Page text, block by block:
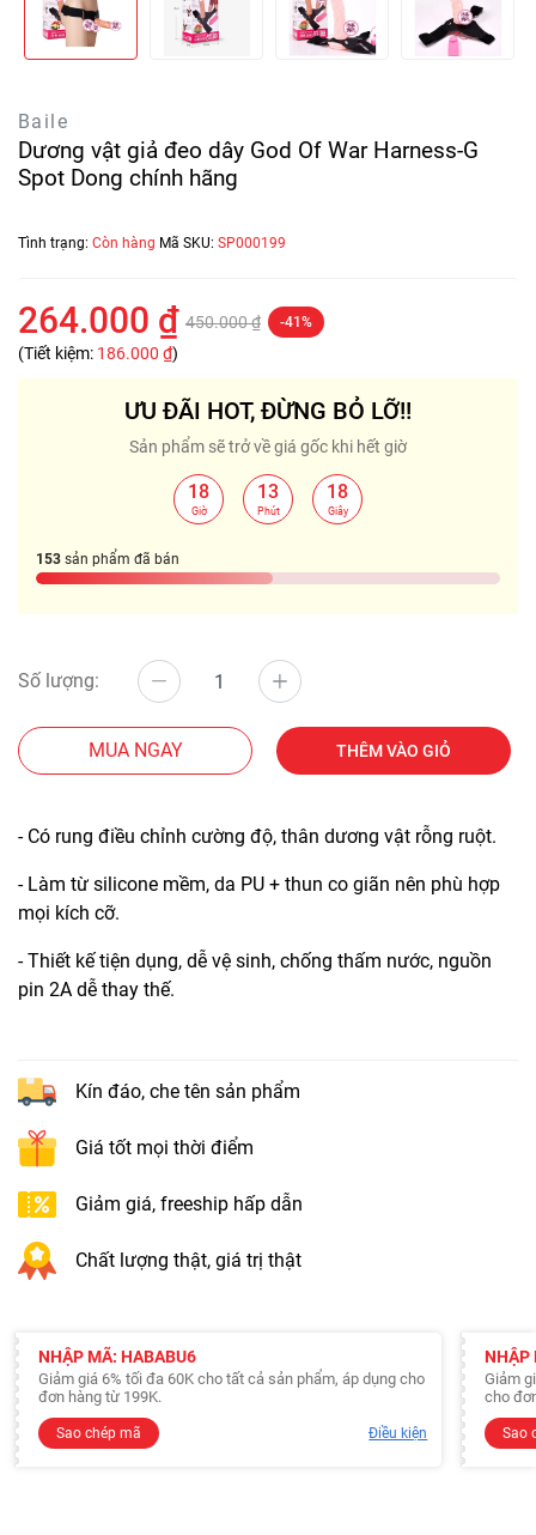
Baile
Dương vật giả đeo dây God Of War Harness-G
Spot Dong chính hãng
Tình trạng: Còn hàng Mã SKU: SP000199
264.000 ₫ 450.000 ₫ -41%
(Tiết kiệm: 186.000 ₫)
ƯU ĐÃI HOT, ĐỪNG BỎ LỠ!!
Sản phẩm sẽ trở về giá gốc khi hết giờ
18
Giờ
13
Phút
18
Giây
153 sản phẩm đã bán
Số lượng:
MUA NGAY THÊM VÀO GIỎ
- Có rung điều chỉnh cường độ, thân dương vật rỗng ruột.
- Làm từ silicone mềm, da PU + thun co giãn nên phù hợp
mọi kích cỡ.
- Thiết kế tiện dụng, dễ vệ sinh, chống thấm nước, nguồn
pin 2A dễ thay thế.
Kín đáo, che tên sản phẩm
Giá tốt mọi thời điểm
Giảm giá, freeship hấp dẫn
Chất lượng thật, giá trị thật
NHẬP MÃ: HABABU6
Giảm giá 6% tối đa 60K cho tất cả sản phẩm, áp dụng cho
đơn hàng từ 199K.
Sao chép mã Điều kiện
NHẬP
Giảm
cho
Sao